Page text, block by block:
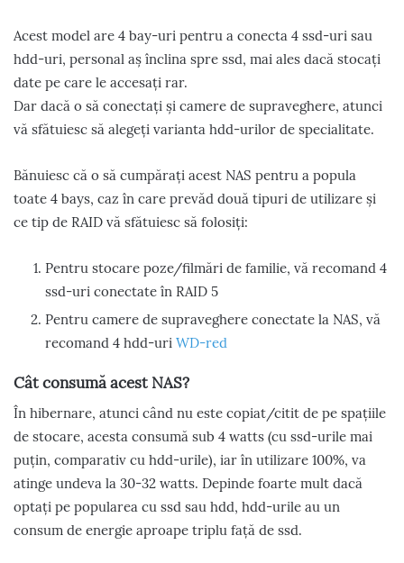
Acest model are 4 bay-uri pentru a conecta 4 ssd-uri sau
hdd-uri, personal aș înclina spre ssd, mai ales dacă stocați
date pe care le accesați rar.
Dar dacă o să conectați și camere de supraveghere, atunci
vă sfătuiesc să alegeți varianta hdd-urilor de specialitate.
Bănuiesc că o să cumpărați acest NAS pentru a popula
toate 4 bays, caz în care prevăd două tipuri de utilizare și
ce tip de RAID vă sfătuiesc să folosiți:
Pentru stocare poze/filmări de familie, vă recomand 4
ssd-uri conectate în RAID 5
Pentru camere de supraveghere conectate la NAS, vă
recomand 4 hdd-uri WD-red
Cât consumă acest NAS?
În hibernare, atunci când nu este copiat/citit de pe spațiile
de stocare, acesta consumă sub 4 watts (cu ssd-urile mai
puțin, comparativ cu hdd-urile), iar în utilizare 100%, va
atinge undeva la 30-32 watts. Depinde foarte mult dacă
optați pe popularea cu ssd sau hdd, hdd-urile au un
consum de energie aproape triplu față de ssd.